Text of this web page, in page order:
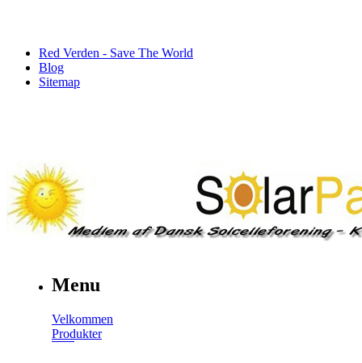
Red Verden - Save The World
Blog
Sitemap
Menu
Velkommen
Produkter